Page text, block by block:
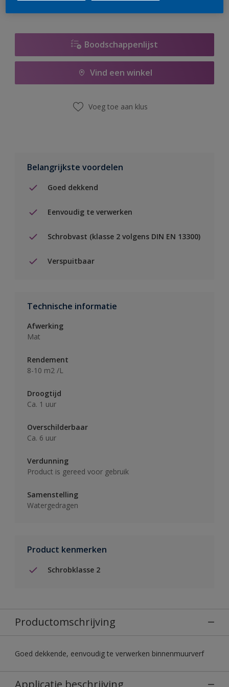
Boodschappenlijst
Vind een winkel
Voeg toe aan klus
Belangrijkste voordelen
Goed dekkend
Eenvoudig te verwerken
Schrobvast (klasse 2 volgens DIN EN 13300)
Verspuitbaar
Technische informatie
Afwerking
Mat
Rendement
8-10 m2 /L
Droogtijd
Ca. 1 uur
Overschilderbaar
Ca. 6 uur
Verdunning
Product is gereed voor gebruik
Samenstelling
Watergedragen
Product kenmerken
Schrobklasse 2
Productomschrijving
Goed dekkende, eenvoudig te verwerken binnenmuurverf
Applicatie beschrijving